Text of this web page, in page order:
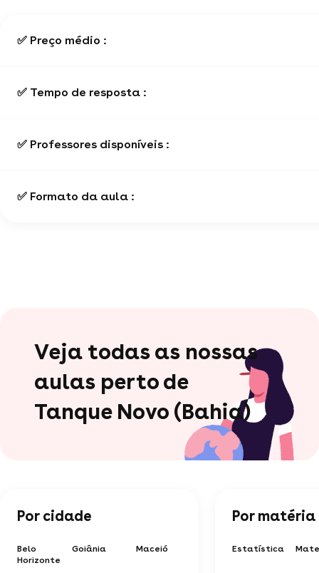
✅ Preço médio :
✅ Tempo de resposta :
✅ Professores disponíveis :
✅ Formato da aula :
Veja todas as nossas
aulas perto de
Tanque Novo (Bahia)
Por cidade
Belo
Horizonte
Goiânia Maceió
Por matéria
Estatística